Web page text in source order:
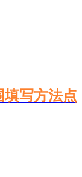
写方法点